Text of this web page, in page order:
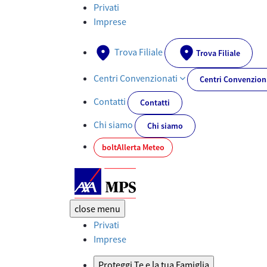
Documenti PRIIPs - AXA-MPS.IT
Privati
Imprese
Trova Filiale Trova Filiale
Centri Convenzionati Centri
Contatti Contatti
Chi siamo
Chi siamo
boltAllerta Meteo
close menu
Privati
Imprese
Proteggi Te e la tua Famiglia